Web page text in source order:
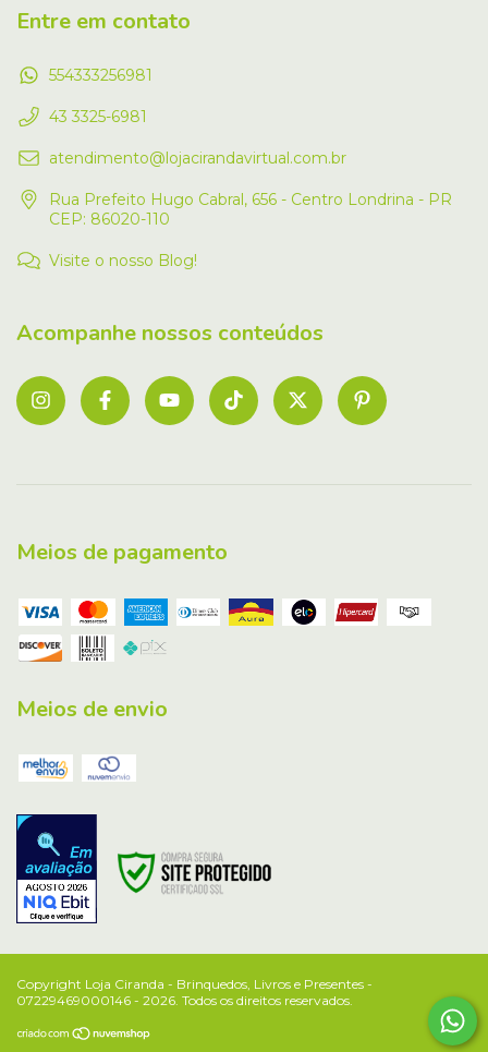
Entre em contato
554333256981
43 3325-6981
atendimento@lojacirandavirtual.com.br
Rua Prefeito Hugo Cabral, 656 - Centro Londrina - PR
CEP: 86020-110
Visite o nosso Blog!
Acompanhe nossos conteúdos
Meios de pagamento
Meios de envio
Copyright Loja Ciranda - Brinquedos, Livros e Presentes -
07229469000146 - 2026. Todos os direitos reservados.